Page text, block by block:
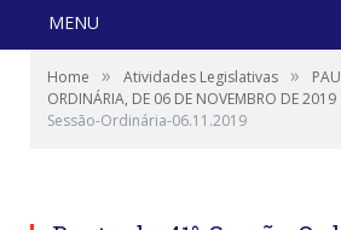
MENU
Home » Atividades Legislativas »
ORDINÁRIA, DE 06 DE NOVEMBRO DE 2019
Sessão-Ordinária-06.11.2019